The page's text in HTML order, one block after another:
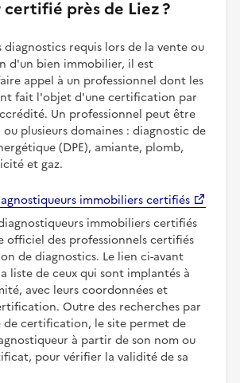
près de Liez ?
diagnostics requis lors de la vente ou
d'un bien immobilier, il est
appel à un professionnel dont les
fait l'objet d'une certification par
Un professionnel peut être
plusieurs domaines : diagnostic de
(DPE), amiante, plomb,
et gaz.
immobiliers certifiés
immobiliers certifiés
officiel des professionnels certifiés
de diagnostics. Le lien ci-avant
liste de ceux qui sont implantés à
avec leurs coordonnées et
Outre des recherches par
de certification, le site permet de
à partir de son nom ou
pour vérifier la validité de sa